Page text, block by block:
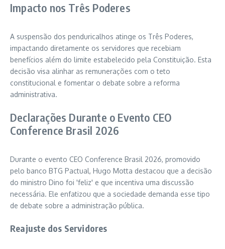
Impacto nos Três Poderes
A suspensão dos penduricalhos atinge os Três Poderes,
impactando diretamente os servidores que recebiam
benefícios além do limite estabelecido pela Constituição. Esta
decisão visa alinhar as remunerações com o teto
constitucional e fomentar o debate sobre a reforma
administrativa.
Declarações Durante o Evento CEO
Conference Brasil 2026
Durante o evento CEO Conference Brasil 2026, promovido
pelo banco BTG Pactual, Hugo Motta destacou que a decisão
do ministro Dino foi 'feliz' e que incentiva uma discussão
necessária. Ele enfatizou que a sociedade demanda esse tipo
de debate sobre a administração pública.
Reajuste dos Servidores